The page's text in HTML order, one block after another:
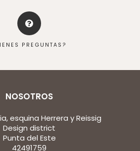
PREGUNTAS?
NOSOTROS
esquina Herrera y Reissig
Design district
Punta del Este
42491759